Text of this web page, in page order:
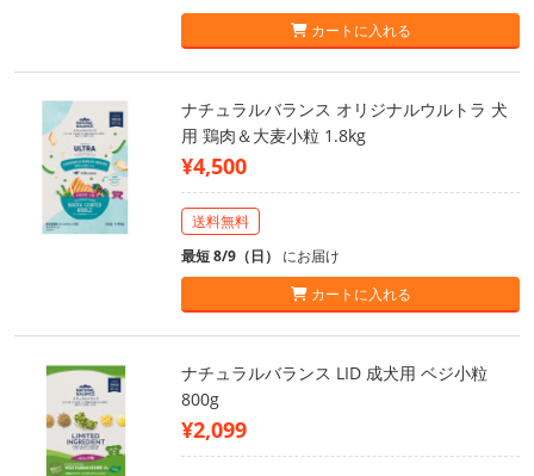
カートに入れる
ナチュラルバランス オリジナルウルトラ 犬
用 鶏肉＆大麦小粒 1.8kg
¥4,500
送料無料
最短 8/9（日） にお届け
カートに入れる
ナチュラルバランス LID 成犬用 ベジ小粒
800g
¥2,099